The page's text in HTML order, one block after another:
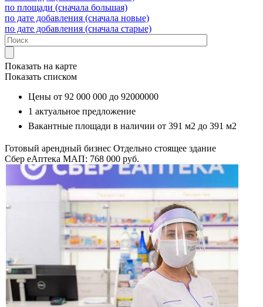
по площади (сначала большая)
по дате добавления (сначала новые)
по дате добавления (сначала старые)
Показать на карте
Показать списком
Цены от 92 000 000 до 92000000
1 актуальное предложение
Вакантные площади в наличии от 391 м2 до 391 м2
Готовый арендный бизнес Отдельно стоящее здание
Сбер еАптека МАП: 768 000 руб.